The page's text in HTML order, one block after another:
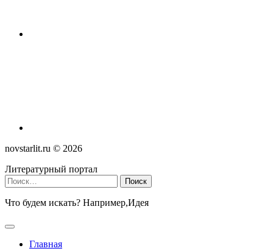
novstarlit.ru © 2026
Литературный портал
Найти:
Что будем искать? Например,Идея
Главная